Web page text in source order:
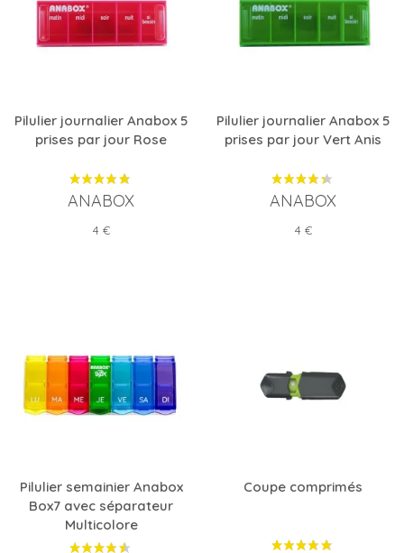
Pilulier journalier Anabox 5
prises par jour Rose
ANABOX
Prix
4 €
Pilulier journalier Anabox 5
prises par jour Vert Anis
ANABOX
Prix
4 €
Pilulier semainier Anabox
Box7 avec séparateur
Multicolore
Coupe comprimés